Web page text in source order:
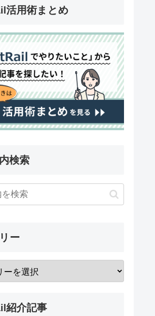
活用術まとめ
検索
ー
紹介記事